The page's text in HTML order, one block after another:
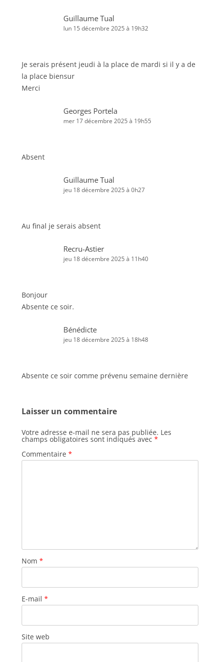
Guillaume Tual
lun 15 décembre 2025 à 19h32
Je serais présent jeudi à la place de mardi si il y a de
la place biensur
Merci
Georges Portela
mer 17 décembre 2025 à 19h55
Absent
Guillaume Tual
jeu 18 décembre 2025 à 0h27
Au final je serais absent
Recru-Astier
jeu 18 décembre 2025 à 11h40
Bonjour
Absente ce soir.
Bénédicte
jeu 18 décembre 2025 à 18h48
Absente ce soir comme prévenu semaine dernière
Laisser un commentaire
Votre adresse e-mail ne sera pas publiée. Les
champs obligatoires sont indiqués avec *
Commentaire *
Nom *
E-mail *
Site web